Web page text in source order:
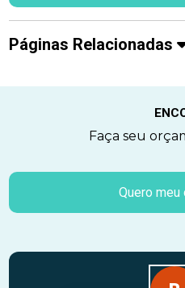
Páginas Relacionadas
Faça seu
Quero meu